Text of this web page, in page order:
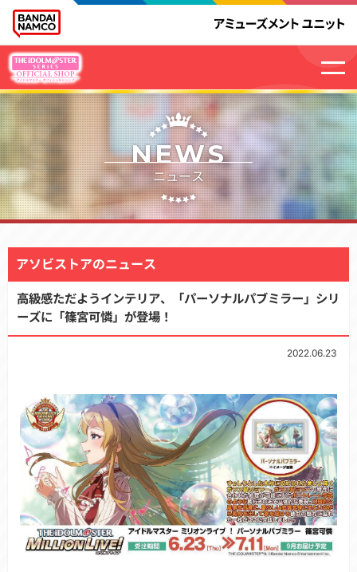
NEWS
ニュース
アソビストアのニュース
高級感ただようインテリア、「パーソナルパブミラー」シリ
ーズに「篠宮可憐」が登場！
2022.06.23